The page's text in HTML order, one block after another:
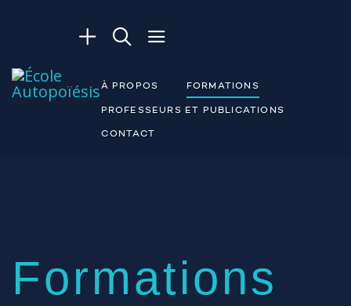
À PROPOS FORMATIONS
PROFESSEURS ET PUBLICATIONS
CONTACT
Formations